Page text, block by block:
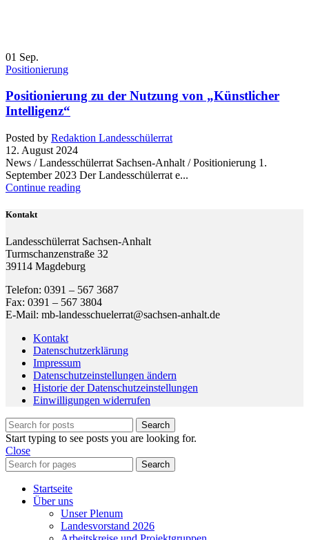
01 Sep.
Positionierung
Positionierung zu der Nutzung von „Künstlicher
Intelligenz“
Posted by Redaktion Landesschülerrat
12. August 2024
News / Landesschülerrat Sachsen-Anhalt / Positionierung 1.
September 2023 Der Landesschülerrat e...
Continue reading
Kontakt
Landesschülerrat Sachsen-Anhalt
Turmschanzenstraße 32
39114 Magdeburg
Telefon: 0391 – 567 3687
Fax: 0391 – 567 3804
E-Mail: mb-landesschuelerrat@sachsen-anhalt.de
Kontakt
Datenschutzerklärung
Impressum
Datenschutzeinstellungen ändern
Historie der Datenschutzeinstellungen
Einwilligungen widerrufen
Search
Start typing to see posts you are looking for.
Close
Search
Startseite
Über uns
Unser Plenum
Landesvorstand 2026